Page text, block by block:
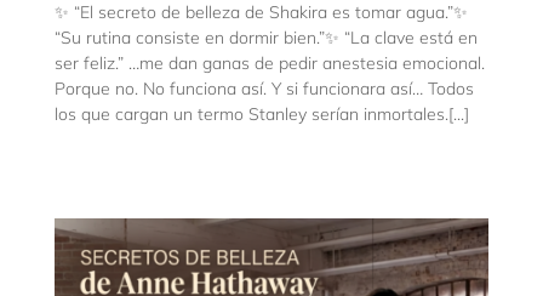
✨ “El secreto de belleza de Shakira es tomar agua.”✨
“Su rutina consiste en dormir bien.”✨ “La clave está en
ser feliz.” …me dan ganas de pedir anestesia emocional.
Porque no. No funciona así. Y si funcionara así… Todos
los que cargan un termo Stanley serían inmortales.[...]